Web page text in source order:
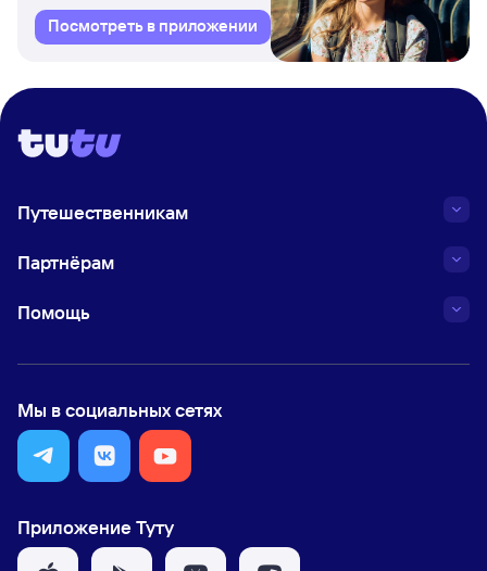
Посмотреть в приложении
Путешественникам
Партнёрам
Помощь
Мы в социальных сетях
Приложение Туту